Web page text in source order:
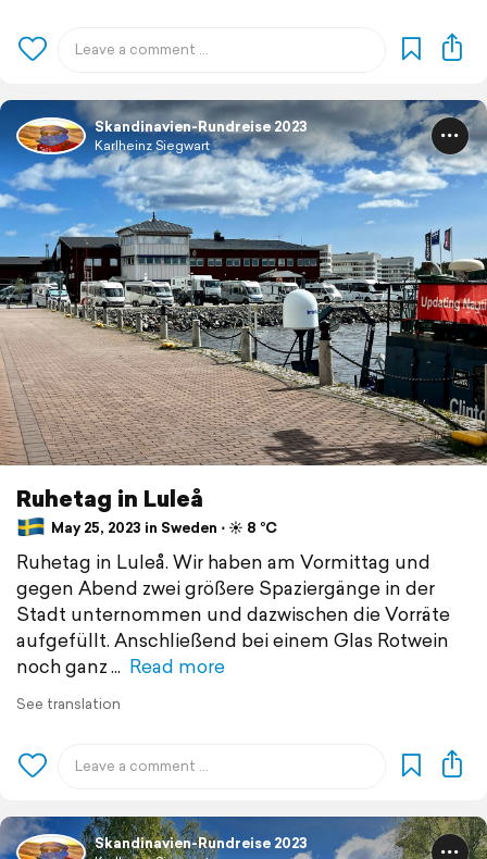
Skandinavien-Rundreise 2023
Karlheinz Siegwart
Ruhetag in Luleå
May 25, 2023 in Sweden ⋅ ☀️ 8 °C
Ruhetag in Luleå. Wir haben am Vormittag und
gegen Abend zwei größere Spaziergänge in der
Stadt unternommen und dazwischen die Vorräte
aufgefüllt. Anschließend bei einem Glas Rotwein
noch ganz
Read more
See translation
Skandinavien-Rundreise 2023